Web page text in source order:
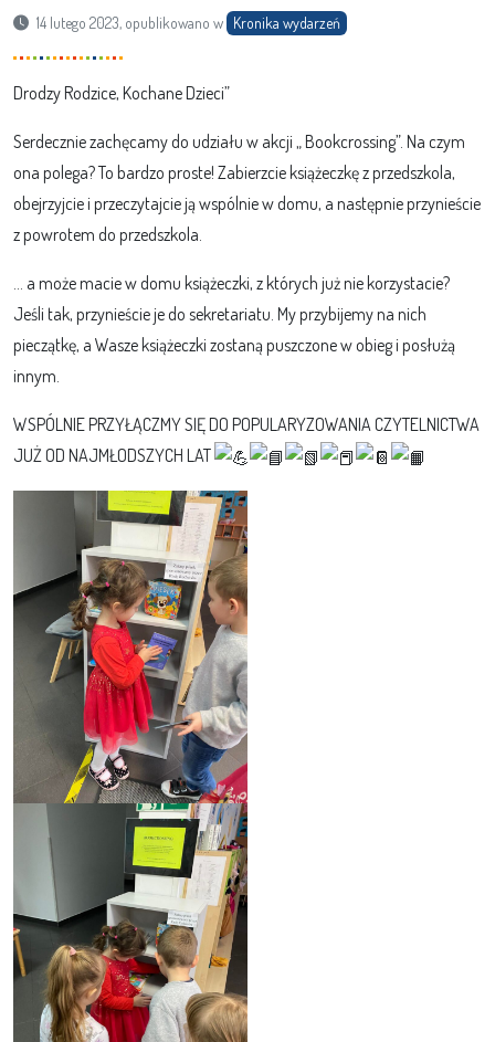
14 lutego 2023, opublikowano w Kronika wydarzeń
Drodzy Rodzice, Kochane Dzieci”
Serdecznie zachęcamy do udziału w akcji „ Bookcrossing”. Na czym
ona polega? To bardzo proste! Zabierzcie książeczkę z przedszkola,
obejrzyjcie i przeczytajcie ją wspólnie w domu, a następnie przynieście
z powrotem do przedszkola.
… a może macie w domu książeczki, z których już nie korzystacie?
Jeśli tak, przynieście je do sekretariatu. My przybijemy na nich
pieczątkę, a Wasze książeczki zostaną puszczone w obieg i posłużą
innym.
WSPÓLNIE PRZYŁĄCZMY SIĘ DO POPULARYZOWANIA CZYTELNICTWA
JUŻ OD NAJMŁODSZYCH LAT